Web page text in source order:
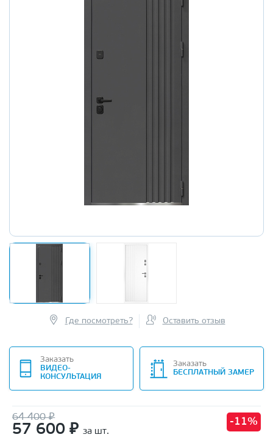
Где посмотреть? Оставить отзыв
Заказать
ВИДЕО-
КОНСУЛЬТАЦИЯ
Заказать
БЕСПЛАТНЫЙ ЗАМЕР
64 400 ₽
57 600 ₽ за шт.
-11%